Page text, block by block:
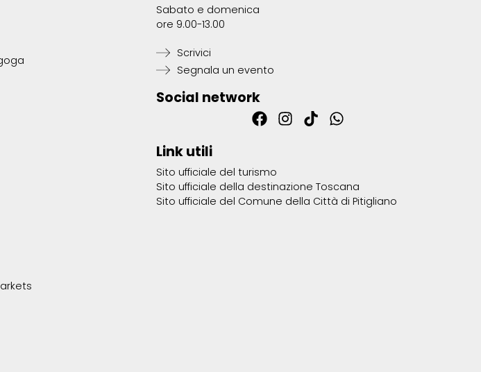
Sabato e domenica
ore 9.00-13.00
Scrivici
Segnala un evento
Social network
Link utili
Sito ufficiale del turismo
Sito ufficiale della destinazione Toscana
Sito ufficiale del Comune della Città di Pitigliano